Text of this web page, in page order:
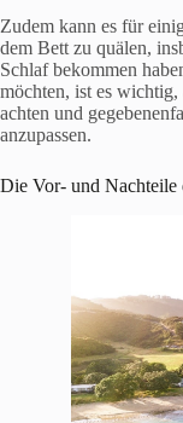
Zudem kann es für
dem Bett zu quälen,
Schlaf bekommen
möchten, ist es wichtig,
achten und
anzupassen.
Die Vor- und Nachteile